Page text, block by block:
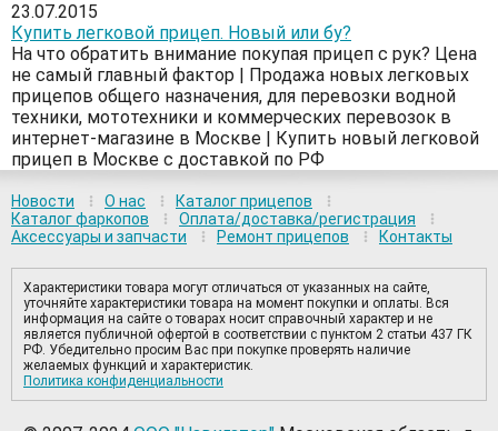
23.07.2015
Купить легковой прицеп. Новый или бу?
На что обратить внимание покупая прицеп с рук? Цена
не самый главный фактор | Продажа новых легковых
прицепов общего назначения, для перевозки водной
техники, мототехники и коммерческих перевозок в
интернет-магазине в Москве | Купить новый легковой
прицеп в Москве с доставкой по РФ
Новости О нас
Каталог прицепов
Каталог фаркопов
Оплата/доставка/регистрация
Аксессуары и запчасти
Ремонт прицепов Контакты
Характеристики товара могут отличаться от указанных на сайте,
уточняйте характеристики товара на момент покупки и оплаты. Вся
информация на сайте о товарах носит справочный характер и не
является публичной офертой в соответствии с пунктом 2 статьи 437 ГК
РФ. Убедительно просим Вас при покупке проверять наличие
желаемых функций и характеристик.
Политика конфиденциальности